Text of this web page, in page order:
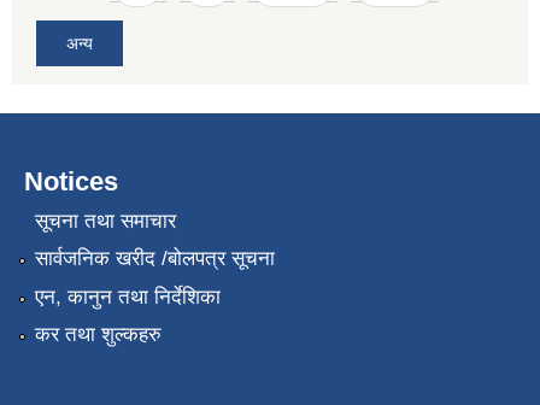
अन्य
Notices
सूचना तथा समाचार
सार्वजनिक खरीद /बोलपत्र सूचना
एन, कानुन तथा निर्देशिका
कर तथा शुल्कहरु